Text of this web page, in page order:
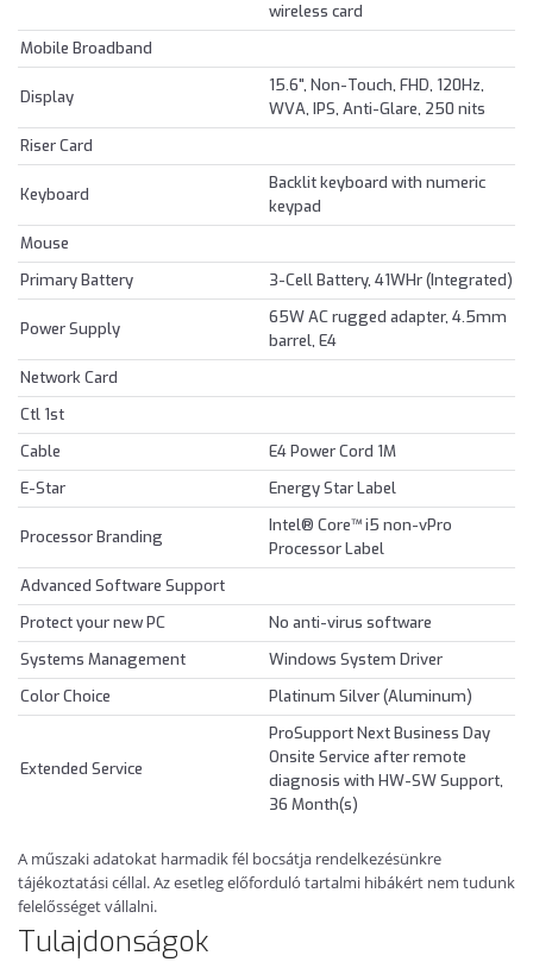
wireless card
Mobile Broadband
Display
15.6", Non-Touch, FHD, 120Hz,
WVA, IPS, Anti-Glare, 250 nits
Riser Card
Keyboard
Backlit keyboard with numeric
keypad
Mouse
Primary Battery
3-Cell Battery, 41WHr (Integrated)
Power Supply
65W AC rugged adapter, 4.5mm
barrel, E4
Network Card
Ctl 1st
Cable
E4 Power Cord 1M
E-Star
Energy Star Label
Processor Branding
Intel® Core™ i5 non-vPro
Processor Label
Advanced Software Support
Protect your new PC
No anti-virus software
Systems Management
Windows System Driver
Color Choice
Platinum Silver (Aluminum)
Extended Service
ProSupport Next Business Day
Onsite Service after remote
diagnosis with HW-SW Support,
36 Month(s)
A műszaki adatokat harmadik fél bocsátja rendelkezésünkre
tájékoztatási céllal. Az esetleg előforduló tartalmi hibákért nem tudunk
felelősséget vállalni.
Tulajdonságok